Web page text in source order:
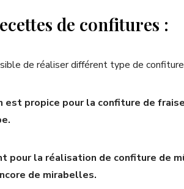
de confitures :
de réaliser différent type de
est propice pour la confiture de
pour la réalisation de confiture de
de mirabelles.